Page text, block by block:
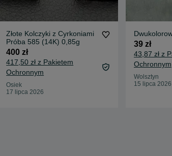
Złote Kolczyki z Cyrkoniami
Próba 585 (14K) 0,85g
400 zł
417,50 zł z Pakietem
Ochronnym
Osiek
17 lipca 2026
39 zł
43,87 zł z
Ochronnym
Wolsztyn
15 lipca 2026